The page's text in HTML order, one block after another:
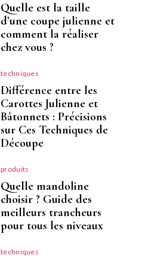
Quelle est la taille
d’une coupe julienne et
comment la réaliser
chez vous ?
techniques
Différence entre les
Carottes Julienne et
Bâtonnets : Précisions
sur Ces Techniques de
Découpe
produits
Quelle mandoline
choisir ? Guide des
meilleurs trancheurs
pour tous les niveaux
techniques